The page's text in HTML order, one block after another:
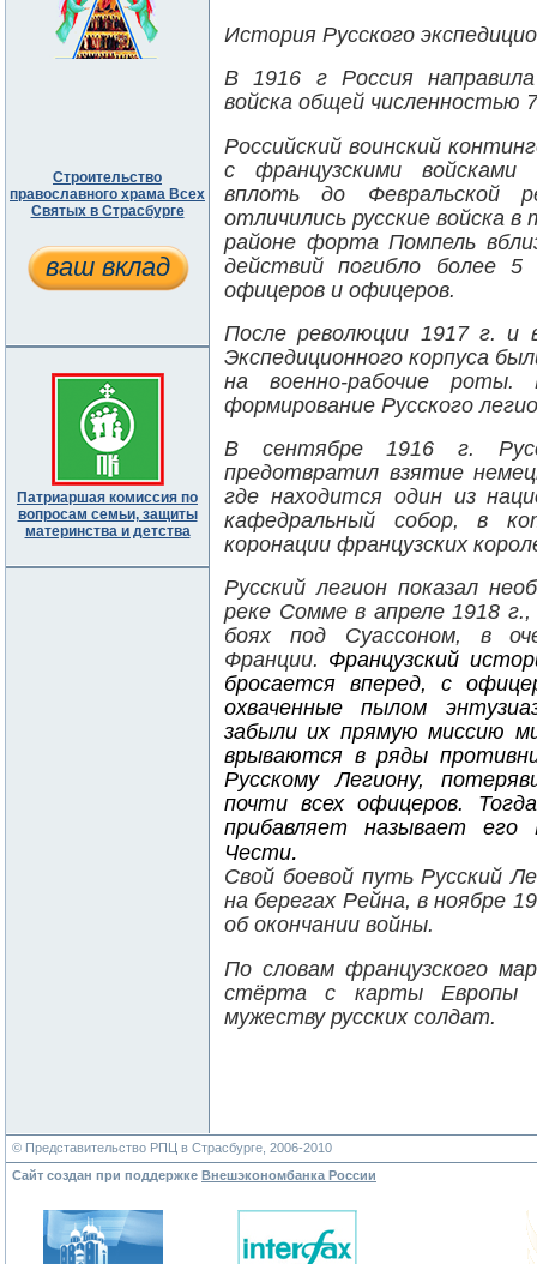
Строительство
православного храма Всех
Святых в Страсбурге
ваш вклад
Патриаршая комиссия по
вопросам семьи, защиты
материнства и детства
История Русского
В1916 гРоссия
войска общей численностью
Российский воинский
с французскими
вплоть до Февральской
отличились русские войска
районе форта Помпель
действий погибло более
офицеров и офицеров.
После революции 1917 г. и
Экспедиционного корпуса
на военно-рабочие роты.
формирование Русского
В сентябре1916 г.
предотвратил взятие
где находится один из
кафедральный собор, в
коронации французских
Русский легион показал
реке Сомме в апреле1918 г.,
боях под Суассоном, в
Франции. Французский
бросается вперед, с
охваченные пылом
забыли их прямую миссию
врываются в ряды
Русскому Легиону,
почти всех офицеров.
прибавляет называет
Чести.
Свой боевой путь Русский
на берегах Рейна, в ноябре
об окончании войны.
По словам французского
стёрта с карты Европы в
мужеству русских солдат.
© Представительство РПЦ в Страсбурге, 2006-2010
Сайт создан при поддержке Внешэкономбанка России